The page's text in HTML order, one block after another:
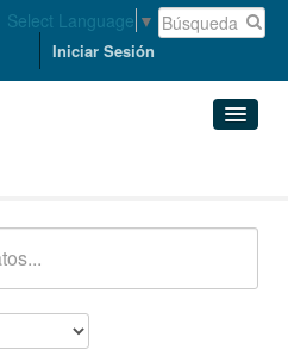
Select Language ▼
Iniciar Sesión